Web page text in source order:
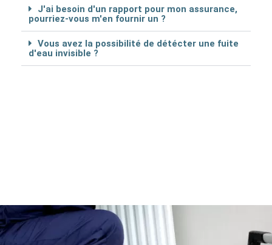
J'ai besoin d'un rapport pour mon assurance,
pourriez-vous m'en fournir un ?
Vous avez la possibilité de détécter une fuite
d'eau invisible ?